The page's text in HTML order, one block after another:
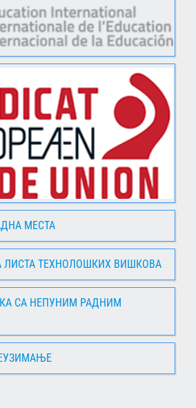
МЕСТА
ЛИСТА ТЕХНОЛОШКИХ ВИШКОВА
СА НЕПУНИМ РАДНИМ